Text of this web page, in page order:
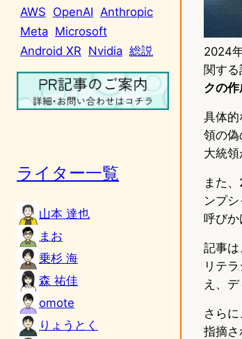
AWS OpenAI Anthropic
Meta Microsoft
Android XR Nvidia 総説
ライター一覧
山本 達也
まお
乗杉 海
森 祐佳
omote
りょうとく
2024
関する
クの
具体
領の
大統
また
ンプ
呼びか
記事
リテ
え、
さら
指摘